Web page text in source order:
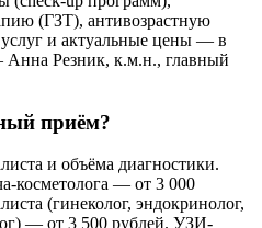
(ГЗТ), антивозрастную
и актуальные цены — в
Анна Резник, к.м.н., главный
приём?
и объёма диагностики.
косметолога — от 3 000
(гинеколог, эндокринолог,
— от 3 500 рублей. УЗИ-